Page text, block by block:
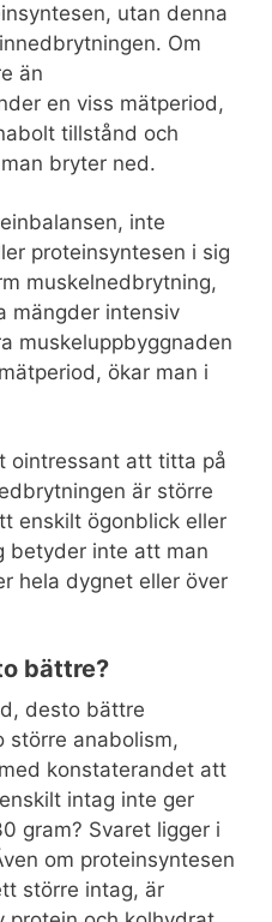
utan denna
Om
än
en viss mätperiod,
tillstånd och
bryter ned.
inte
proteinsyntesen i sig
muskelnedbrytning,
mängder intensiv
muskeluppbyggnaden
ökar man i
ointressant att titta på
är större
enskilt ögonblick eller
betyder inte att man
hela dygnet eller över
bättre?
desto bättre
större anabolism,
konstaterandet att
intag inte ger
gram? Svaret ligger i
om proteinsyntesen
större intag, är